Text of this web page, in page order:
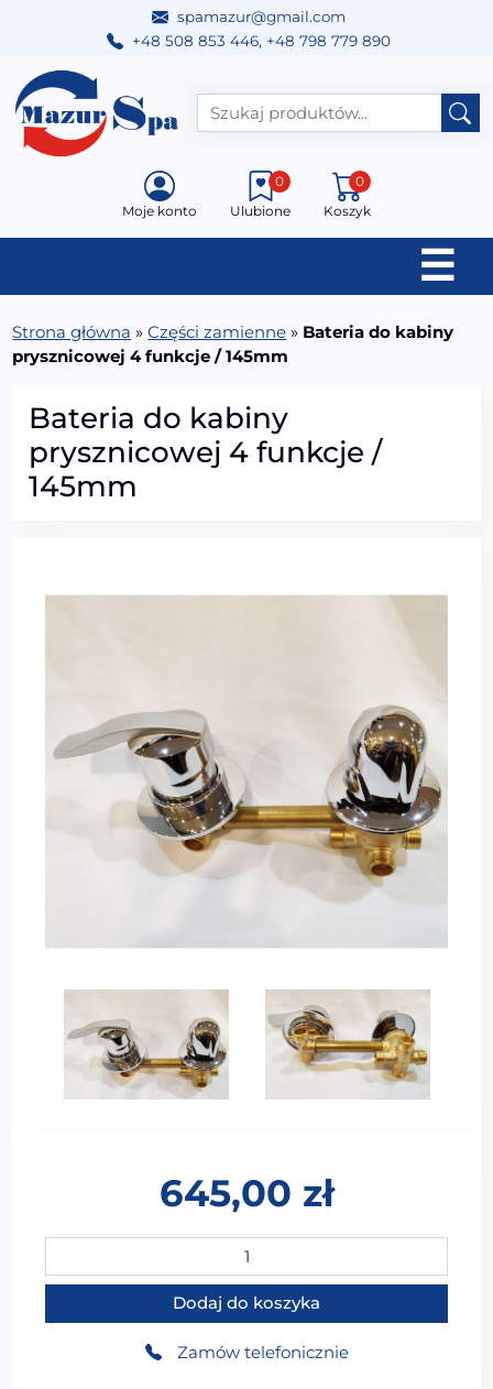
spamazur@gmail.com
+48 508 853 446, +48 798 779 890
Przejdź do treści
Main Navigation
Moje konto Ulubione
0
Koszyk
0
☰
Strona główna »Części zamienne » Bateria do kabiny
prysznicowej 4 funkcje / 145mm
Bateria do kabiny
prysznicowej 4 funkcje /
145mm
645,00 zł
ilość Bateria do kabiny prysznicowej 4 funkcje / 145mm
Dodaj do koszyka
Zamów telefonicznie